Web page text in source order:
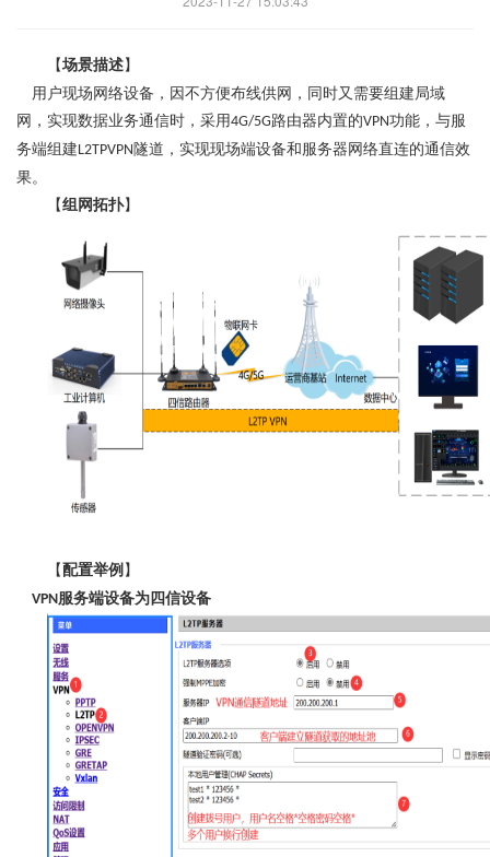
【场景描述】
用户现场网络设备，因不方便布线供网，同时又需要组建局域
网，实现数据业务通信时，采用4G/5G路由器内置的VPN功能，与服
务端组建 L2TPVPN 隧道，实现现场端设备和服务器网络直连的通信效
果。
【组网拓扑】
【 配置举例 】
VPN 服务端设备为四信设备